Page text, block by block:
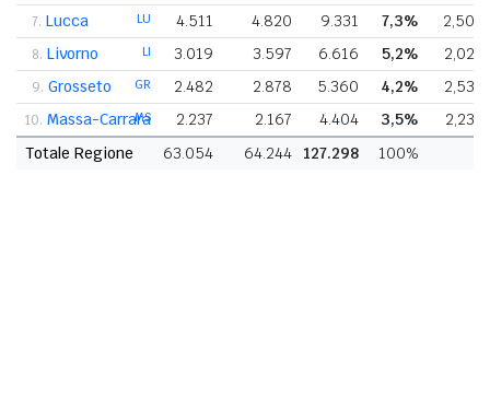
7. LU
Lucca 4.511 4.820 9.331 7,3% 2,50%
8. LI
Livorno 3.019 3.597 6.616 5,2% 2,02%
9. GR
Grosseto 2.482 2.878 5.360 4,2% 2,53%
10. MS
Massa-Carrara 2.237 2.167 4.404 3,5%
2,23%
Totale Regione
63.054 64.244 127.298 100%